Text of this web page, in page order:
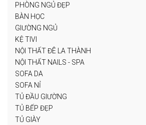
PHÒNG NGỦ ĐẸP
BÀN HỌC
GIƯỜNG NGỦ
KỆ TIVI
NỘI THẤT ĐÊ LA THÀNH
NỘI THẤT NAILS - SPA
SOFA DA
SOFA NỈ
TỦ ĐẦU GIƯỜNG
TỦ BẾP ĐẸP
TỦ GIÀY